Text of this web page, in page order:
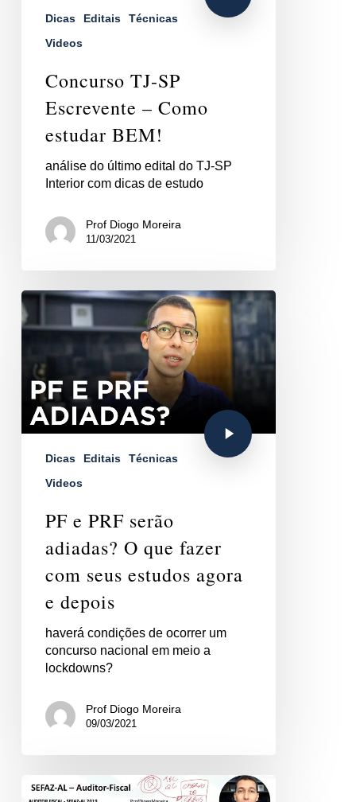
Dicas Editais
Técnicas
Videos
Concurso TJ-SP
Escrevente – Como
estudar BEM!
análise do último edital do TJ-SP
Interior com dicas de estudo
Prof Diogo Moreira
11/03/2021
Dicas Editais
Técnicas
Videos
PF e PRF serão
adiadas? O que fazer
com seus estudos agora
e depois
haverá condições de ocorrer um
concurso nacional em meio a
lockdowns?
Prof Diogo Moreira
09/03/2021